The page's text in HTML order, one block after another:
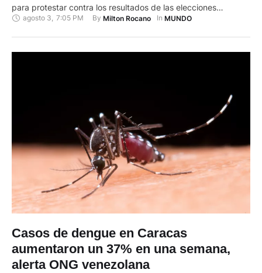
para protestar contra los resultados de las elecciones
presidenciales del pasado domingo brindados por el Consejo
agosto 3, 7:05 PM By Milton Rocano In MUNDO
Casos de dengue en Caracas
aumentaron un 37% en una semana,
alerta ONG venezolana